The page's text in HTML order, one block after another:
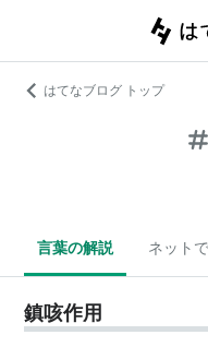
はてなブログ トップ
言葉の解説 ネット
鎮咳作用